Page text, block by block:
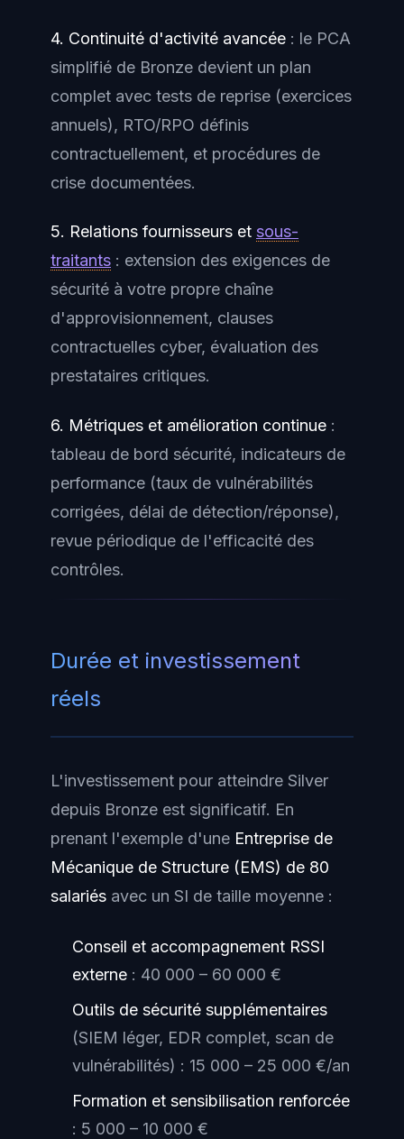
4. Continuité d'activité avancée : le PCA
simplifié de Bronze devient un plan
complet avec tests de reprise (exercices
annuels), RTO/RPO définis
contractuellement, et procédures de
crise documentées.
5. Relations fournisseurs et sous-
traitants : extension des exigences de
sécurité à votre propre chaîne
d'approvisionnement, clauses
contractuelles cyber, évaluation des
prestataires critiques.
6. Métriques et amélioration continue :
tableau de bord sécurité, indicateurs de
performance (taux de vulnérabilités
corrigées, délai de détection/réponse),
revue périodique de l'efficacité des
contrôles.
Durée et investissement
réels
L'investissement pour atteindre Silver
depuis Bronze est significatif. En
prenant l'exemple d'une Entreprise de
Mécanique de Structure (EMS) de 80
salariés avec un SI de taille moyenne :
Conseil et accompagnement RSSI
externe : 40 000 – 60 000 €
Outils de sécurité supplémentaires
(SIEM léger, EDR complet, scan de
vulnérabilités) : 15 000 – 25 000 €/an
Formation et sensibilisation renforcée
: 5 000 – 10 000 €